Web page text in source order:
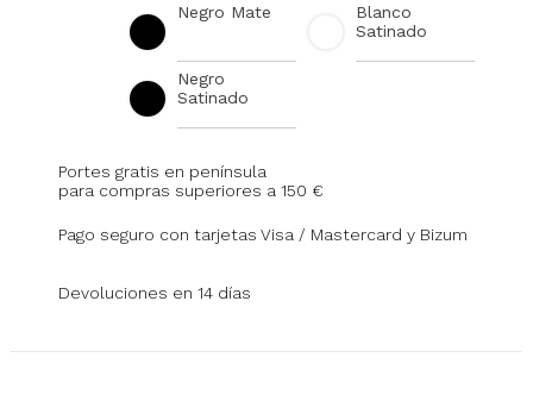
Negro Mate
Blanco
Satinado
Negro
Satinado
Portes gratis en península
para compras superiores a 150 €
Pago seguro con tarjetas Visa / Mastercard y Bizum
Devoluciones en 14 días